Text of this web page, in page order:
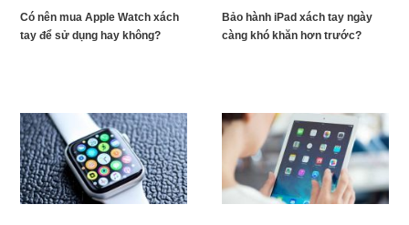
Có nên mua Apple Watch xách
tay để sử dụng hay không?
Bảo hành iPad xách tay ngày
càng khó khăn hơn trước?